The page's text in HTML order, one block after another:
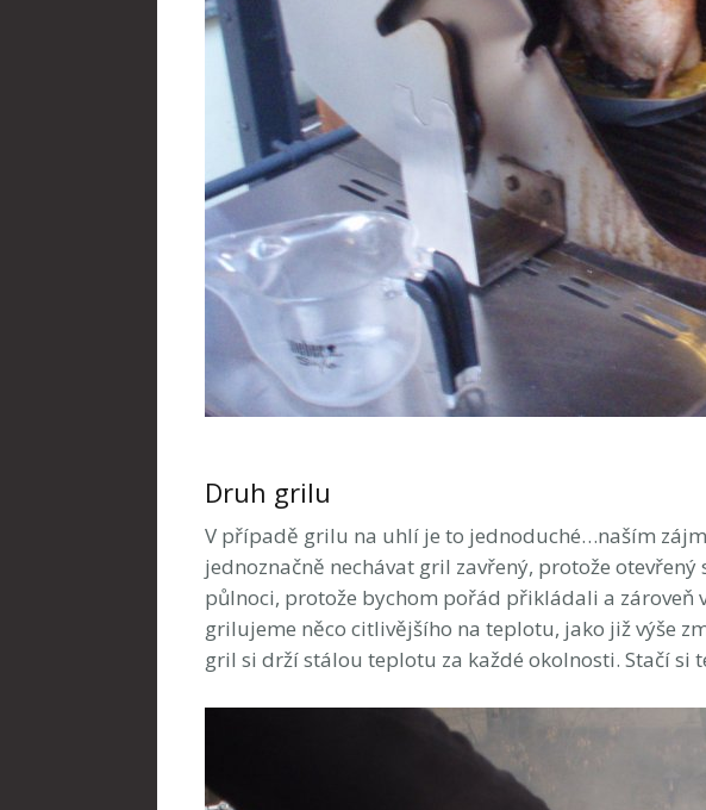
Druh grilu
V případě grilu na uhlí je to jednoduché…naším
jednoznačně nechávat gril zavřený, protože
půlnoci, protože bychom pořád přikládali a
grilujeme něco citlivějšího na teplotu, jako již výše
gril si drží stálou teplotu za každé okolnosti. Stačí si